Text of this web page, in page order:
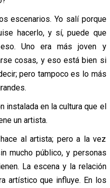
escenarios. Yo salí porque
hacerlo, y sí, puede que
Uno era más joven y
cosas, y eso está bien si
pero tampoco es lo más
instalada en la cultura que el
un artista.
al artista; pero a la vez
mucho público, y personas
La escena y la relación
artístico que influye. En los